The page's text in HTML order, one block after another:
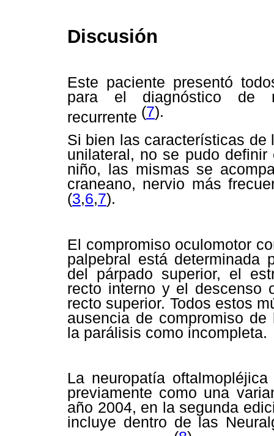
Discusión
Este paciente presentó
para el diagnóstico de
recurrente (7).
Si bien las características
unilateral, no se pudo
niño, las mismas se
craneano, nervio más
(3,6,7).
El compromiso oculomotor
palpebral está determinada
del párpado superior, el
recto interno y el descenso
recto superior. Todos estos
ausencia de compromiso
la parálisis como incompleta.
La neuropatía
previamente como una
año 2004, en la segunda
incluye dentro de las